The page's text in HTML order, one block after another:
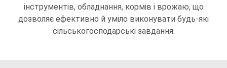
інструментів, обладнання, кормів і врожаю, що
дозволяє ефективно й уміло виконувати будь-які
сільськогосподарські завдання.